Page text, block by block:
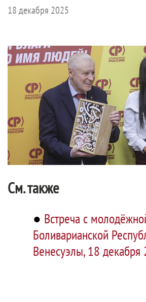
18 декабря 2025
См. также
● Встреча с
Боливарианской
Венесуэлы, 18 декабря